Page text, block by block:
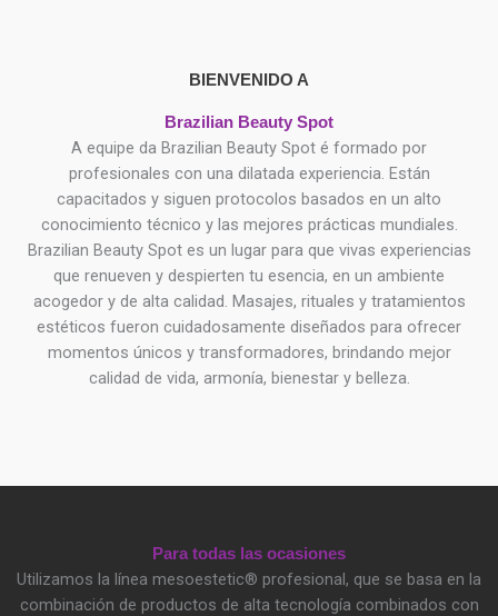
BIENVENIDO A
Brazilian Beauty Spot
A equipe da Brazilian Beauty Spot é formado por
profesionales con una dilatada experiencia. Están
capacitados y siguen protocolos basados ​​en un alto
conocimiento técnico y las mejores prácticas mundiales.
Brazilian Beauty Spot es un lugar para que vivas experiencias
que renueven y despierten tu esencia, en un ambiente
acogedor y de alta calidad. Masajes, rituales y tratamientos
estéticos fueron cuidadosamente diseñados para ofrecer
momentos únicos y transformadores, brindando mejor
calidad de vida, armonía, bienestar y belleza.
Para todas las ocasiones
Utilizamos la línea mesoestetic® profesional, que se basa en la
combinación de productos de alta tecnología combinados con